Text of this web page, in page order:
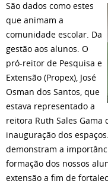
São dados como estes
que animam a
comunidade escolar. Da
gestão aos alunos. O
pró-reitor de Pesquisa e
Extensão (Propex), José
Osman dos Santos, que
estava representado a
reitora Ruth Sales Gama
inauguração dos
demonstram a
formação dos nossos
extensão a fim de